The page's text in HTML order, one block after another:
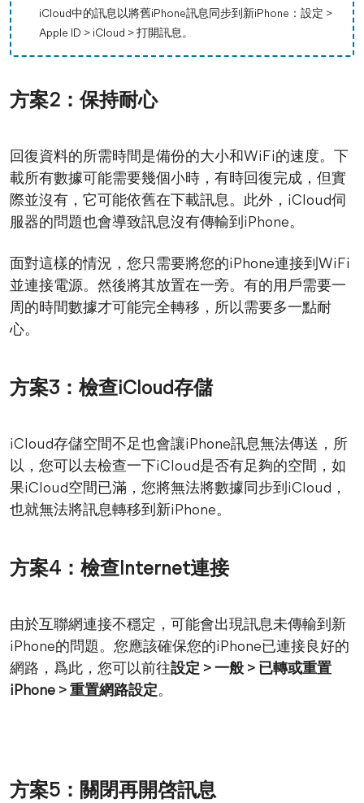
iCloud中的訊息以將舊iPhone訊息同步到新iPhone：設定 >
Apple ID > iCloud > 打開訊息。
方案2：保持耐心
回復資料的所需時間是備份的大小和WiFi的速度。下
載所有數據可能需要幾個小時，有時回復完成，但實
際並沒有，它可能依舊在下載訊息。此外，iCloud伺
服器的問題也會導致訊息沒有傳輸到iPhone。
面對這樣的情況，您只需要將您的iPhone連接到WiFi
並連接電源。然後將其放置在一旁。有的用戶需要一
周的時間數據才可能完全轉移，所以需要多一點耐
心。
方案3：檢查iCloud存儲
iCloud存儲空間不足也會讓iPhone訊息無法傳送，所
以，您可以去檢查一下iCloud是否有足夠的空間，如
果iCloud空間已滿，您將無法將數據同步到iCloud，
也就無法將訊息轉移到新iPhone。
方案4：檢查Internet連接
由於互聯網連接不穩定，可能會出現訊息未傳輸到新
iPhone的問題。您應該確保您的iPhone已連接良好的
網路，爲此，您可以前往設定 > 一般 > 已轉或重置
iPhone > 重置網路設定。
方案5：關閉再開啓訊息